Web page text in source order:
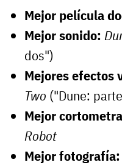
Mejor película
Mejor sonido:
dos")
Mejores efectos
Two ("Dune:
Mejor
Robot
Mejor fotografía: